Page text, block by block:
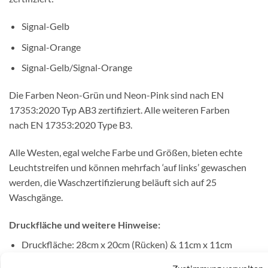
Signal-Gelb
Signal-Orange
Signal-Gelb/Signal-Orange
Die Farben Neon-Grün und Neon-Pink sind nach EN
17353:2020 Typ AB3 zertifiziert. Alle weiteren Farben
nach EN 17353:2020 Type B3.
Alle Westen, egal welche Farbe und Größen, bieten echte
Leuchtstreifen und können mehrfach ‘auf links’ gewaschen
werden, die Waschzertifizierung beläuft sich auf 25
Waschgänge.
Druckfläche und weitere Hinweise:
Druckfläche: 28cm x 20cm (Rücken) & 11cm x 11cm